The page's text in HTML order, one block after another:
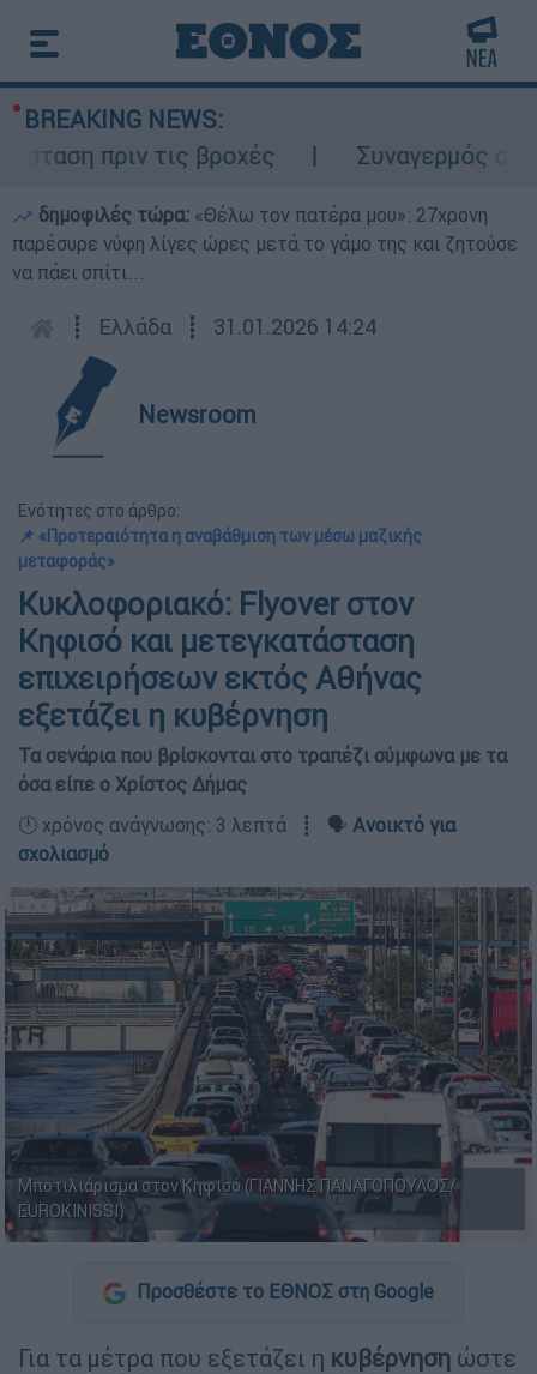
BREAKING NEWS:
πριν τις βροχές
Συναγερμός στον
δημοφιλές τώρα: «Θέλω τον πατέρα μου»: 27χρονη
παρέσυρε νύφη λίγες ώρες μετά το γάμο της και ζητούσε
να πάει σπίτι...
┋ Ελλάδα ┋ 31.01.2026 14:24
Newsroom
Ενότητες στο άρθρο:
📌 «Προτεραιότητα η αναβάθμιση των μέσω μαζικής
μεταφοράς»
Κυκλοφοριακό: Flyover στον
Κηφισό και μετεγκατάσταση
επιχειρήσεων εκτός Αθήνας
εξετάζει η κυβέρνηση
Τα σενάρια που βρίσκονται στο τραπέζι σύμφωνα με τα
όσα είπε ο Χρίστος Δήμας
🕛 χρόνος ανάγνωσης: 3 λεπτά ┋ 🗣️ Ανοικτό για
σχολιασμό
Μποτιλιάρισμα στον Κηφισό (ΓΙΑΝΝΗΣ ΠΑΝΑΓΟΠΟΥΛΟΣ/
EUROKINISSI)
Προσθέστε το ΕΘΝΟΣ στη Google
Για τα μέτρα που εξετάζει η κυβέρνηση ώστε